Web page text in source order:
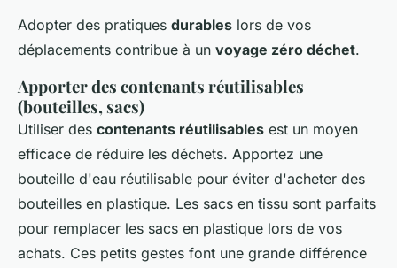
Adopter des pratiques durables lors de vos
déplacements contribue à un voyage zéro déchet.
Apporter des contenants réutilisables
(bouteilles, sacs)
Utiliser des contenants réutilisables est un moyen
efficace de réduire les déchets. Apportez une
bouteille d'eau réutilisable pour éviter d'acheter des
bouteilles en plastique. Les sacs en tissu sont parfaits
pour remplacer les sacs en plastique lors de vos
achats. Ces petits gestes font une grande différence